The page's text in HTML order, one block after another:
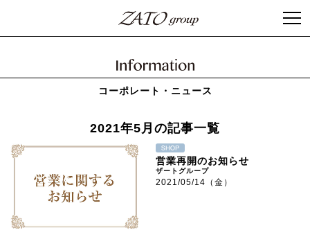
コーポレート・ニュース
2021年5月の記事一覧
営業再開のお知らせ
ザートグループ
2021/05/14（金）